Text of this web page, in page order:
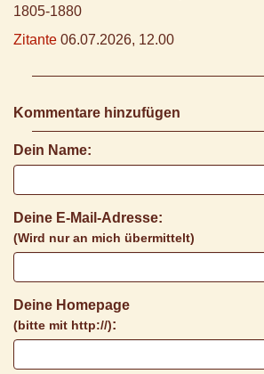
1805-1880
Zitante 06.07.2026, 12.00
Kommentare hinzufügen
Dein Name:
Deine E-Mail-Adresse:
(Wird nur an mich übermittelt)
Deine Homepage
(bitte mit http://):